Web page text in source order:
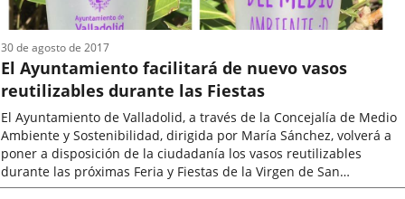
El Ayuntamiento facilitará de nuevo vasos
reutilizables durante las Fiestas
El Ayuntamiento de Valladolid, a través de la Concejalía de Medio
Ambiente y Sostenibilidad, dirigida por María Sánchez, volverá a
poner a disposición de la ciudadanía los vasos reutilizables
durante las próximas Feria y Fiestas de la Virgen de San
Lorenzo,...
30 de agosto de 2017